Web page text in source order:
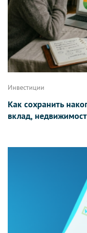
Инвестиции
Как сохранить
вклад,